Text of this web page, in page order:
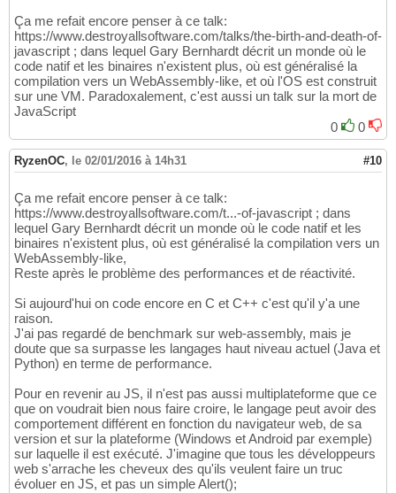
Ça me refait encore penser à ce talk:
https://www.destroyallsoftware.com/talks/the-birth-and-death-of-
javascript ; dans lequel Gary Bernhardt décrit un monde où le
code natif et les binaires n'existent plus, où est généralisé la
compilation vers un WebAssembly-like, et où l'OS est construit
sur une VM. Paradoxalement, c'est aussi un talk sur la mort de
JavaScript
0
0
RyzenOC, le 02/01/2016 à 14h31 #10
Ça me refait encore penser à ce talk:
https://www.destroyallsoftware.com/t...-of-javascript ; dans
lequel Gary Bernhardt décrit un monde où le code natif et les
binaires n'existent plus, où est généralisé la compilation vers un
WebAssembly-like,
Reste après le problème des performances et de réactivité.
Si aujourd'hui on code encore en C et C++ c'est qu'il y'a une
raison.
J'ai pas regardé de benchmark sur web-assembly, mais je
doute que sa surpasse les langages haut niveau actuel (Java et
Python) en terme de performance.
Pour en revenir au JS, il n'est pas aussi multiplateforme que ce
que on voudrait bien nous faire croire, le langage peut avoir des
comportement différent en fonction du navigateur web, de sa
version et sur la plateforme (Windows et Android par exemple)
sur laquelle il est exécuté. J'imagine que tous les développeurs
web s'arrache les cheveux des qu'ils veulent faire un truc
évoluer en JS, et pas un simple Alert();